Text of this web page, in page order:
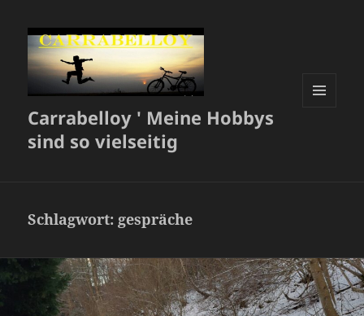
Carrabelloy ' Meine Hobbys
sind so vielseitig
Schlagwort: gespräche